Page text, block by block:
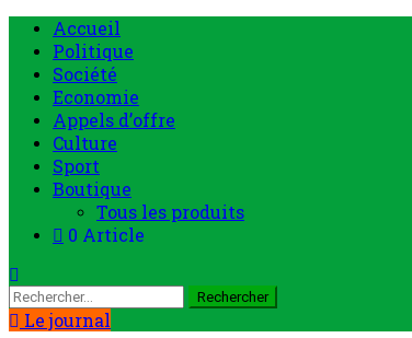
Accueil
Politique
Société
Economie
Appels d’offre
Culture
Sport
Boutique
Tous les produits
0 Article
Le journal